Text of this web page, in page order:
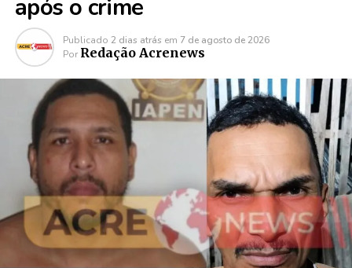
após o crime
Publicado 2 dias atrás em 7 de agosto de 2026
Por Redação Acrenews